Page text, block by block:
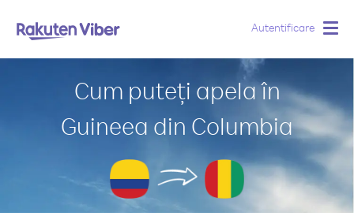
Autentificare
Cum puteți apela în
Guineea din Columbia